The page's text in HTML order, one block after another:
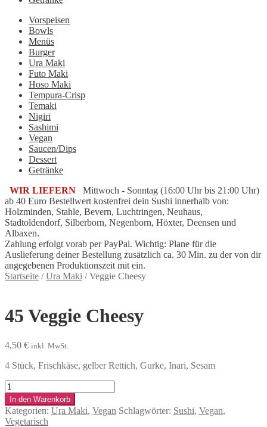
Vorspeisen
Bowls
Menüs
Burger
Ura Maki
Futo Maki
Hoso Maki
Tempura-Crisp
Temaki
Nigiri
Sashimi
Vegan
Saucen/Dips
Dessert
Getränke
WIR LIEFERN
Mittwoch - Sonntag (16:00 Uhr bis 21:00 Uhr)
ab 40 Euro Bestellwert kostenfrei dein Sushi innerhalb von:
Holzminden, Stahle, Bevern, Luchtringen, Neuhaus,
Stadtoldendorf, Silberborn, Negenborn, Höxter, Deensen und
Albaxen.
Zahlung erfolgt vorab per PayPal. Wichtig: Plane für die
Auslieferung deiner Bestellung zusätzlich ca. 30 Min. zu der von dir
angegebenen Produktionszeit mit ein.
Startseite /Ura Maki /Veggie Cheesy
45 Veggie Cheesy
4,50 € inkl. MwSt.
4 Stück, Frischkäse, gelber Rettich, Gurke, Inari, Sesam
Veggie
Cheesy
Menge
In den Warenkorb
Kategorien: Ura Maki, Vegan Schlagwörter: Sushi, Vegan,
Vegetarisch